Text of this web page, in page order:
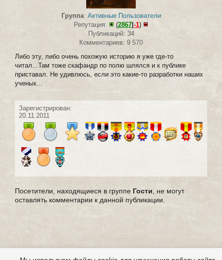
Группа: Активные Пользователи
Репутация:
(2867 -1)
Публикаций: 34
Комментариев: 9 570
Либо эту, либо очень похожую историю я уже где-то
читал...Там тоже скафандр по полю шлялся и к публике
приставал. Не удивлюсь, если это какие-то разработки наших
ученых...
Зарегистрирован:
20.11.2011
Посетители, находящиеся в группе Гости, не могут
оставлять комментарии к данной публикации.